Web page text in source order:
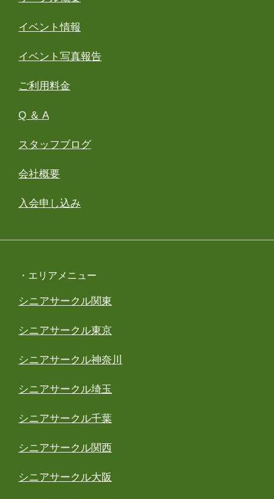
イベント情報
イベント写真報告
ご利用料金
Q ＆ A
スタッフブログ
会社概要
入会申し込み
・エリアメニュー
シニアサークル関東
シニアサークル東京
シニアサークル神奈川
シニアサークル埼玉
シニアサークル千葉
シニアサークル関西
シニアサークル大阪